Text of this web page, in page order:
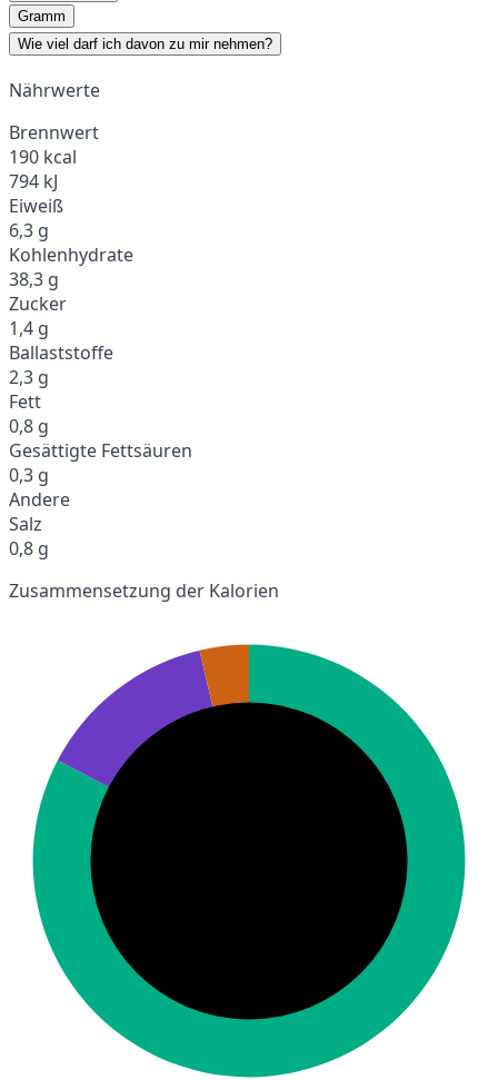
Gramm
Wie viel darf ich davon zu mir nehmen?
Nährwerte
Brennwert
190 kcal
794 kJ
Eiweiß
6,3 g
Kohlenhydrate
38,3 g
Zucker
1,4 g
Ballaststoffe
2,3 g
Fett
0,8 g
Gesättigte Fettsäuren
0,3 g
Andere
Salz
0,8 g
Zusammensetzung der Kalorien